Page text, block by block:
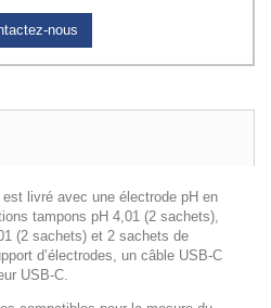
nous
livré avec une électrode pH en
tampons pH 4,01 (2 sachets),
(2 sachets) et 2 sachets de
d’électrodes, un câble USB-C
USB-C.